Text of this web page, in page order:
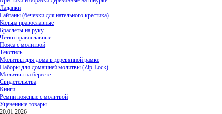
Ладанки
Гайтаны (бечевки для нательного крестика)
Кольца православные
Браслеты на руку
Четки православные
Пояса с молитвой
Текстиль
Молитвы для дома в деревянной рамке
Наборы для домашней молитвы (Zip-Lock)
Молитвы на бересте.
Свидетельства
Книги
Ремни поясные с молитвой
Уцененные товары
20.01.2026